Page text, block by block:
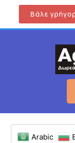
Βάλε
Arabic